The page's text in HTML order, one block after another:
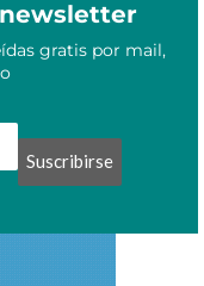
gratis por mail,
Suscribirse